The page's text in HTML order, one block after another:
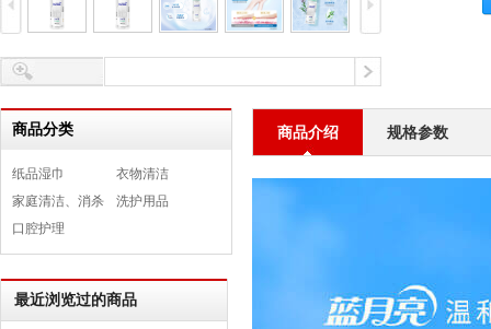
商品分类
纸品湿巾
衣物清洁
家庭清洁、消杀
洗护用品
口腔护理
最近浏览过的商品
商品介绍 规格参数